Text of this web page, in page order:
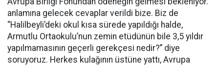
anlamına gelecek cevaplar verildi bize. Biz de
‘’Halilbeyli’deki okul kısa sürede yapıldığı halde,
Armutlu Ortaokulu’nun zemin etüdünün bile 3,5 yıldır
yapılmamasının geçerli gerekçesi nedir?’’ diye
soruyoruz. Herkes kulağının üstüne yattı, Avrupa